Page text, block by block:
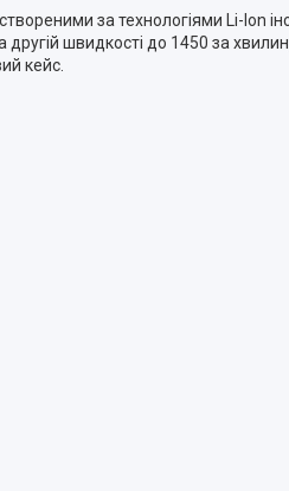
за технологіями Li-lon
швидкості до 1450 за
кейс.